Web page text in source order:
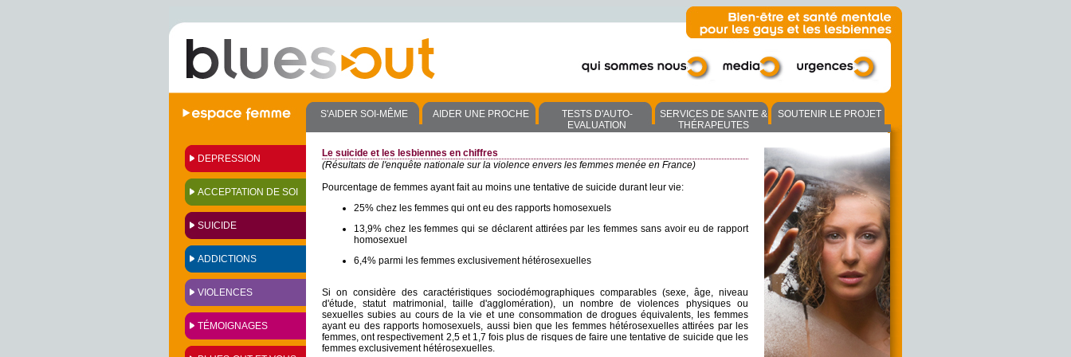
S'AIDER SOI-MÊME AIDER UNE PROCHE
TESTS D'AUTO-
EVALUATION
SERVICES DE SANTE &
THÉRAPEUTES
SOUTENIR LE PROJET
DEPRESSION
ACCEPTATION DE SOI
SUICIDE
ADDICTIONS
VIOLENCES
TÉMOIGNAGES
Le suicide et les lesbiennes en chiffres
(Résultats de l'enquête nationale sur la violence envers les femmes menée en France)
Pourcentage de femmes ayant fait au moins une tentative de suicide durant leur vie:
25% chez les femmes qui ont eu des rapports homosexuels
13,9% chez les femmes qui se déclarent attirées par les femmes sans avoir eu de rapport
homosexuel
6,4% parmi les femmes exclusivement hétérosexuelles
Si on considère des caractéristiques sociodémographiques comparables (sexe, âge, niveau
d'étude, statut matrimonial, taille d'agglomération), un nombre de violences physiques ou
sexuelles subies au cours de la vie et une consommation de drogues équivalents, les femmes
ayant eu des rapports homosexuels, aussi bien que les femmes hétérosexuelles attirées par les
femmes, ont respectivement 2,5 et 1,7 fois plus de risques de faire une tentative de suicide que les
femmes exclusivement hétérosexuelles.